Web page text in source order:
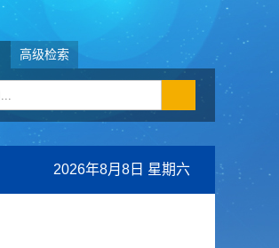
高级检索
2026年8月8日 星期六